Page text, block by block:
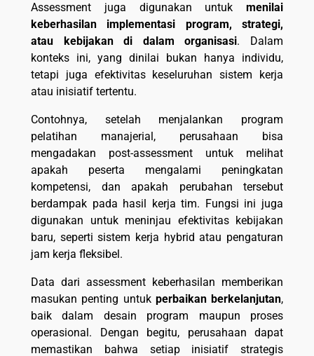
Assessment juga digunakan untuk menilai
keberhasilan implementasi program, strategi,
atau kebijakan di dalam organisasi. Dalam
konteks ini, yang dinilai bukan hanya individu,
tetapi juga efektivitas keseluruhan sistem kerja
atau inisiatif tertentu.
Contohnya, setelah menjalankan program
pelatihan manajerial, perusahaan bisa
mengadakan post-assessment untuk melihat
apakah peserta mengalami peningkatan
kompetensi, dan apakah perubahan tersebut
berdampak pada hasil kerja tim. Fungsi ini juga
digunakan untuk meninjau efektivitas kebijakan
baru, seperti sistem kerja hybrid atau pengaturan
jam kerja fleksibel.
Data dari assessment keberhasilan memberikan
masukan penting untuk perbaikan berkelanjutan,
baik dalam desain program maupun proses
operasional. Dengan begitu, perusahaan dapat
memastikan bahwa setiap inisiatif strategis